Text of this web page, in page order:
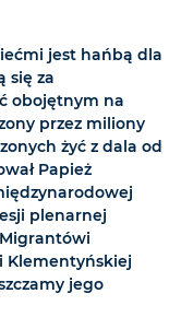
jest hańbą dla
się za
obojętnym na
przez miliony
żyć z dala od
Papież
plenarnej
Klementyńskiej
jego